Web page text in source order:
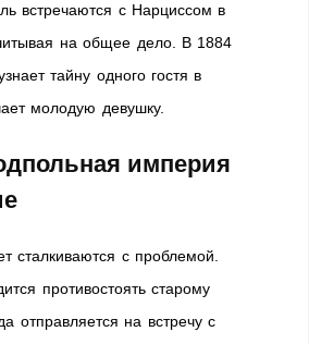
встречаются с Нарциссом в
на общее дело. В 1884
тайну одного гостя в
молодую девушку.
империя
сталкиваются с проблемой.
противостоять старому
отправляется на встречу с